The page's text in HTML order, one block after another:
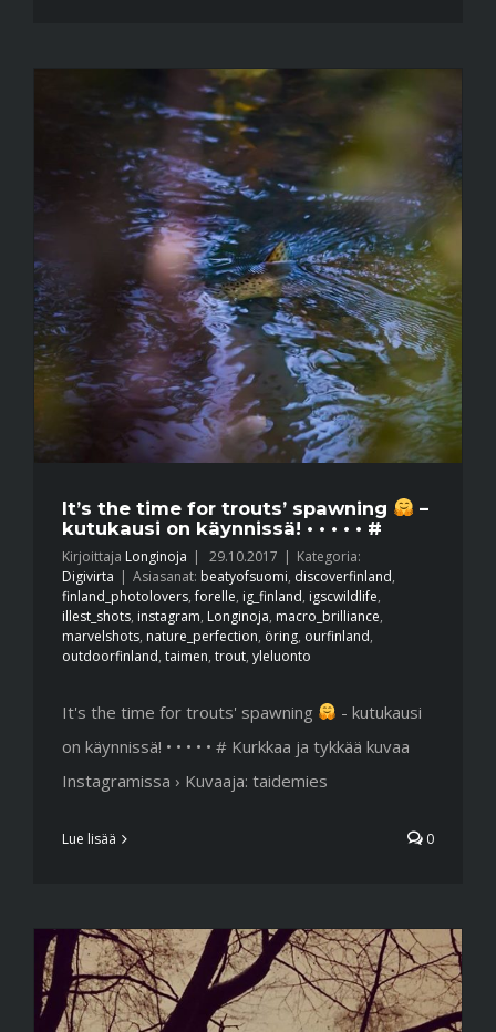
It’s the time for trouts’ spawning
–
kutukausi on käynnissä! • • • • • #
Kirjoittaja Longinoja | 29.10.2017 | Kategoria:
Digivirta | Asiasanat: beatyofsuomi, discoverfinland,
finland_photolovers,forelle, ig_finland, igscwildlife,
illest_shots, instagram, Longinoja, macro_brilliance,
marvelshots, nature_perfection, öring, ourfinland,
outdoorfinland, taimen, trout, yleluonto
It's the time for trouts' spawning
- kutukausi
on käynnissä! • • • • • # Kurkkaa ja tykkää kuvaa
Instagramissa › Kuvaaja: taidemies
Lue lisää 0